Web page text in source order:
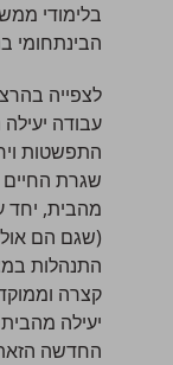
בלימודי
הבינתחומי
לצפייה
עבודה
התפשטות
שגרת החיים
מהבית, יחד
(שגם הם
התנהלות
קצרה
יעילה
החדשה